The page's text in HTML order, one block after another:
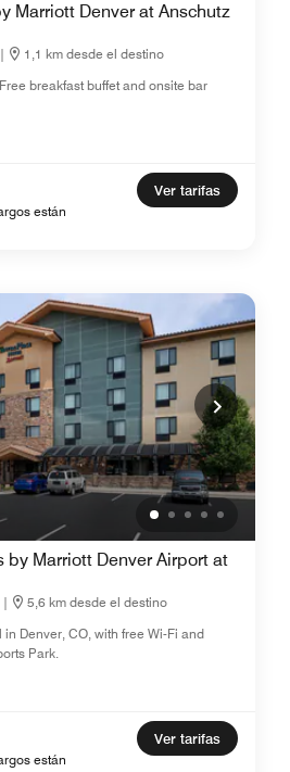
Marriott Denver at Anschutz
|
1,1 km desde el destino
breakfast buffet and onsite bar
están
Ver tarifas
by Marriott Denver Airport at
|
5,6 km desde el destino
Denver, CO, with free Wi-Fi and
Park.
están
Ver tarifas